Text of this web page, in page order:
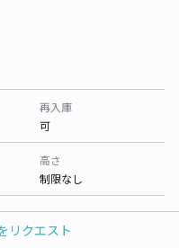
リクエスト
再入庫
可
高さ
制限なし
ンボックス 大型車・SUV